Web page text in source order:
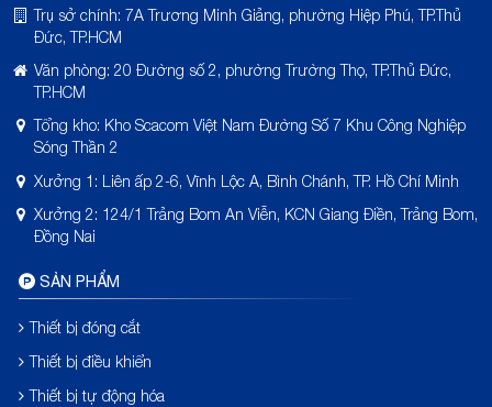
Trụ sở chính: 7A Trương Minh Giảng, phường Hiệp Phú, TP.Thủ
Đức, TP.HCM
Văn phòng: 20 Đường số 2, phường Trường Thọ, TP.Thủ Đức,
TP.HCM
Tổng kho: Kho Scacom Việt Nam Đường Số 7 Khu Công Nghiệp
Sóng Thần 2
Xưởng 1: Liên ấp 2-6, Vĩnh Lộc A, Bình Chánh, TP. Hồ Chí Minh
Xưởng 2: 124/1 Trảng Bom An Viễn, KCN Giang Điền, Trảng Bom,
Đồng Nai
SẢN PHẨM
Thiết bị đóng cắt
Thiết bị điều khiển
Thiết bị tự động hóa